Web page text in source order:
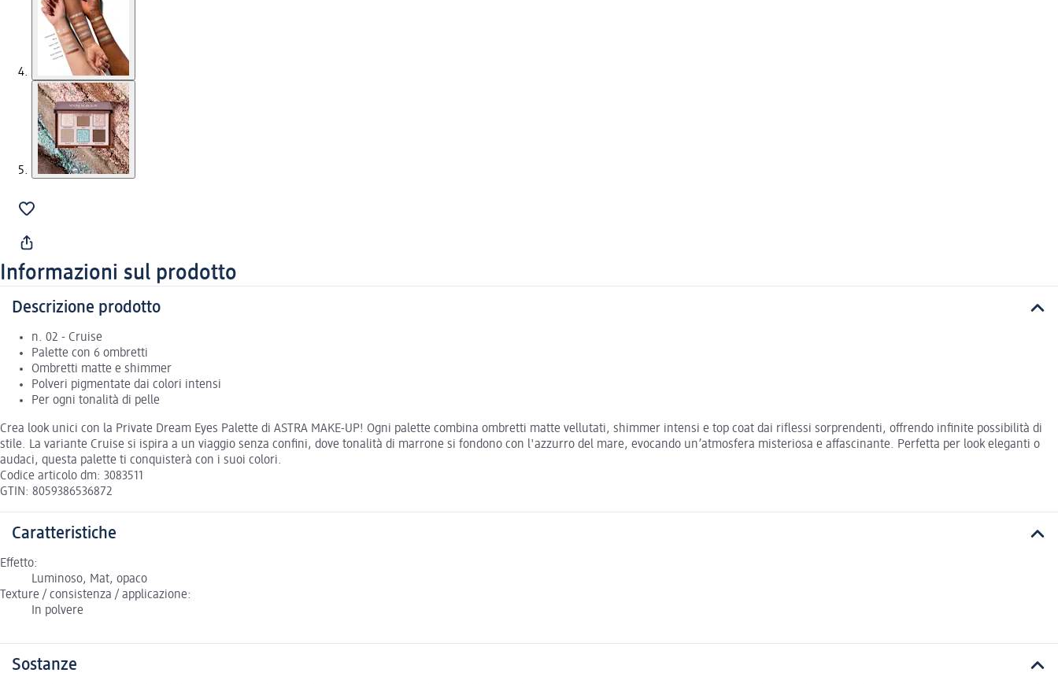
Informazioni sul prodotto
Descrizione prodotto
n. 02 - Cruise
Palette con 6 ombretti
Ombretti matte e shimmer
Polveri pigmentate dai colori intensi
Per ogni tonalità di pelle
Crea look unici con la Private Dream Eyes Palette di ASTRA MAKE-UP! Ogni palette combina ombretti matte vellutati, shimmer intensi e top coat dai riflessi sorprendenti, offrendo infinite possibilità di
stile. La variante Cruise si ispira a un viaggio senza confini, dove tonalità di marrone si fondono con l'azzurro del mare, evocando un’atmosfera misteriosa e affascinante. Perfetta per look eleganti o
audaci, questa palette ti conquisterà con i suoi colori.
Codice articolo dm: 3083511
GTIN: 8059386536872
Caratteristiche
Effetto:
Luminoso, Mat, opaco
Texture / consistenza / applicazione:
In polvere
Sostanze